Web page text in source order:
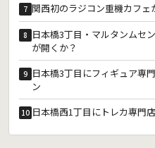
7 関西初のラジコン重機カフ
8 日本橋3丁目・マルタンムセ
が開くか？
9 日本橋3丁目にフィギュア専
ン
10 日本橋西1丁目にトレカ専門